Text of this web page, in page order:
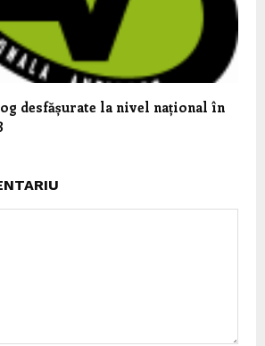
desfășurate la nivel național în